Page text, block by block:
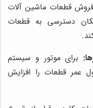
قطعات ماشین آلات
دسترسی به قطعات
برای موتور و سیستم
عمر قطعات را افزایش